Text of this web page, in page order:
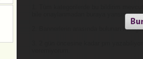
1. Tüm kategorilerde bu bildirim
bile onaylanmadan buraya
2. Bannerlerin arasında bulunan
3. 2 gün öncesine kadar pm
veremiyorum.